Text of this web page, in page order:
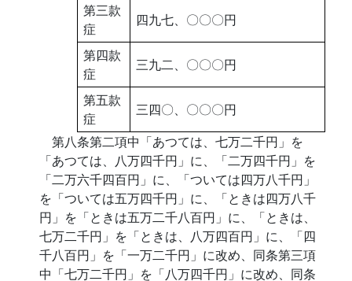
第三款
症
四九七、〇〇〇円
第四款
症
三九二、〇〇〇円
第五款
症
三四〇、〇〇〇円
第八条第二項中「あつては、七万二千円」を
「あつては、八万四千円」に、「二万四千円」を
「二万六千四百円」に、「ついては四万八千円」
を「ついては五万四千円」に、「ときは四万八千
円」を「ときは五万二千八百円」に、「ときは、
七万二千円」を「ときは、八万四百円」に、「四
千八百円」を「一万二千円」に改め、同条第三項
中「七万二千円」を「八万四千円」に改め、同条